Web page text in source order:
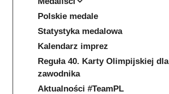
Polskie medale
Statystyka medalowa
Kalendarz imprez
Reguła 40. Karty Olimpijskiej dla
zawodnika
Aktualności #TeamPL